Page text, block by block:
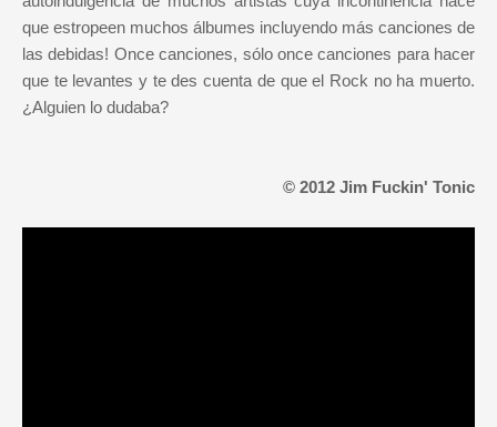
que estropeen muchos álbumes incluyendo más canciones de
las debidas! Once canciones, sólo once canciones para hacer
que te levantes y te des cuenta de que el Rock no ha muerto.
¿Alguien lo dudaba?
© 2012 Jim Fuckin' Tonic